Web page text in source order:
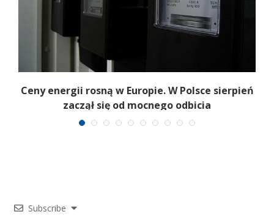
Ceny energii rosną w Europie. W Polsce sierpień
zaczął się od mocnego odbicia
Subscribe